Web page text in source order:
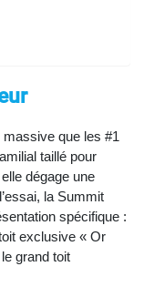
que les #1
taillé pour
dégage une
la Summit
spécifique :
exclusive « Or
grand toit